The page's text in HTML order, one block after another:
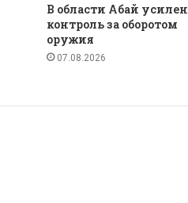
В области Абай усилен
контроль за оборотом
оружия
07.08.2026